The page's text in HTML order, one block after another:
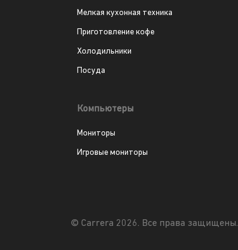
Мелкая кухонная техника
Приготовление кофе
Холодильники
Посуда
Компьютеры
Мониторы
Игровые мониторы
© Carrera 2026. Все права защищены.